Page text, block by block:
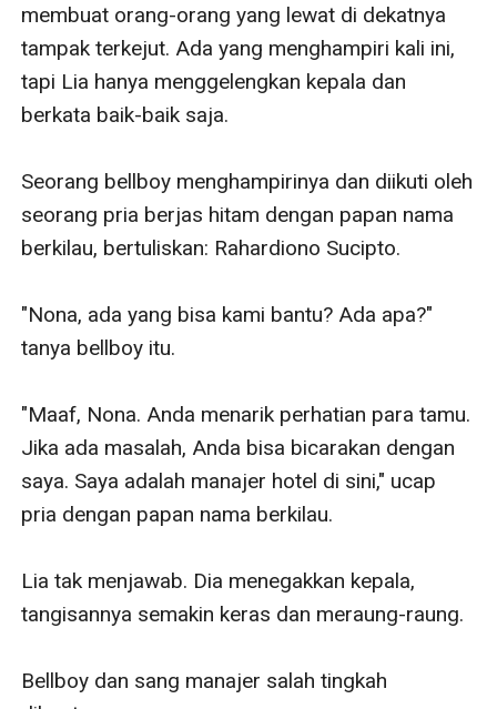
membuat orang-orang yang lewat di dekatnya
tampak terkejut. Ada yang menghampiri kali ini,
tapi Lia hanya menggelengkan kepala dan
berkata baik-baik saja.
Seorang bellboy menghampirinya dan diikuti oleh
seorang pria berjas hitam dengan papan nama
berkilau, bertuliskan: Rahardiono Sucipto.
"Nona, ada yang bisa kami bantu? Ada apa?"
tanya bellboy itu.
"Maaf, Nona. Anda menarik perhatian para tamu.
Jika ada masalah, Anda bisa bicarakan dengan
saya. Saya adalah manajer hotel di sini," ucap
pria dengan papan nama berkilau.
Lia tak menjawab. Dia menegakkan kepala,
tangisannya semakin keras dan meraung-raung.
Bellboy dan sang manajer salah tingkah